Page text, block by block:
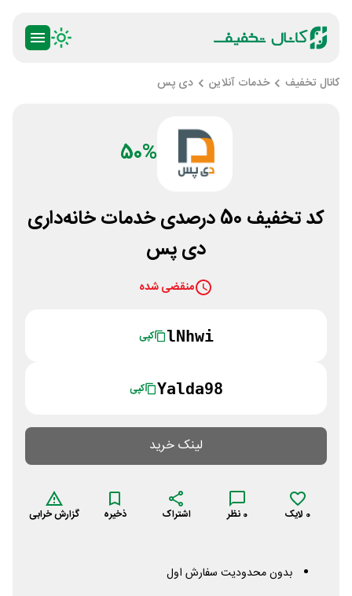
کانال تخفیف خدمات آنلاین دی پس
50%
کد تخفیف 50 درصدی خدمات خانه‌داری
دی پس
منقضی شده
lNhwi کپی
Yalda98 کپی
لینک خرید
0 لایک 0 نظر اشتراک ذخیره گزارش خرابی
بدون محدودیت سفارش اول